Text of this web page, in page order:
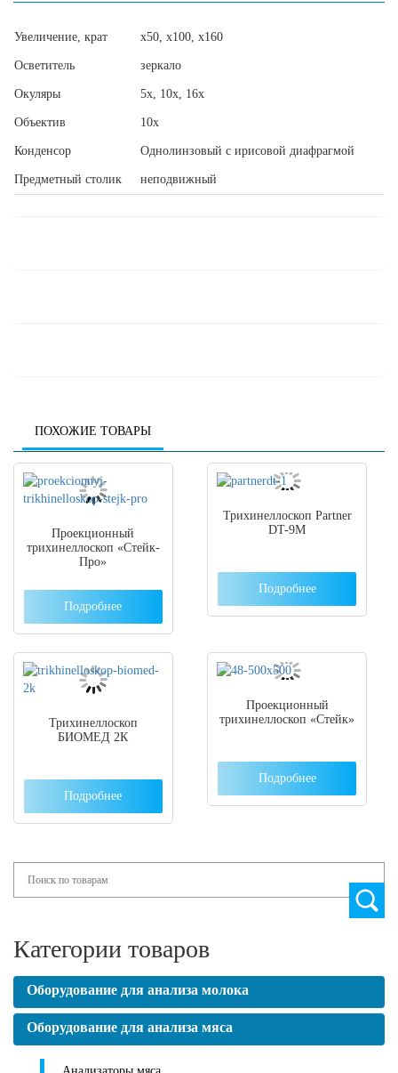
Увеличение, крат х50, х100, х160
Осветитель зеркало
Окуляры 5х, 10х, 16х
Объектив 10х
Конденсор Однолинзовый с ирисовой диафрагмой
Предметный столик неподвижный
ПОХОЖИЕ ТОВАРЫ
Проекционный
трихинеллоскоп «Стейк-
Про»
Подробнее
Трихинеллоскоп Partner
DT-9М
Подробнее
Трихинеллоскоп
БИОМЕД 2К
Подробнее
Проекционный
трихинеллоскоп «Стейк»
Подробнее
Категории товаров
Оборудование для анализа молока
Оборудование для анализа мяса